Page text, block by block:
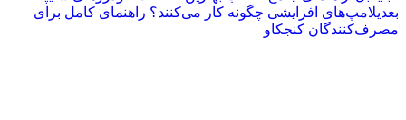
بعدیلامپ‌های افزایشی چگونه کار می‌کنند؟ راهنمای کامل برای
مصرف‌کنندگان کنجکاو